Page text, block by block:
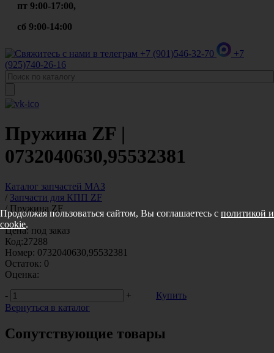
пт 9:00-17:00,
сб 9:00-14:00
+7 (901)546-32-70
+7
(925)740-26-16
Пружина ZF |
0732040630,95532381
Каталог запчастей МАЗ
/ Запчасти для КПП ZF
/ Пружина ZF
Цена: под заказ
Код:27288
Номер: 0732040630,95532381
Остаток: 0
Оценка:
-
+
Купить
Вернуться в каталог
Сопутствующие товары
Продолжая пользоваться сайтом, Вы соглашаетесь с политикой
cookie.